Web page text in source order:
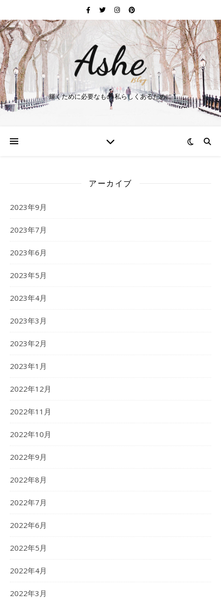
輝くために必要なもの 私らしくあるために
アーカイブ
2023年9月
2023年7月
2023年6月
2023年5月
2023年4月
2023年3月
2023年2月
2023年1月
2022年12月
2022年11月
2022年10月
2022年9月
2022年8月
2022年7月
2022年6月
2022年5月
2022年4月
2022年3月